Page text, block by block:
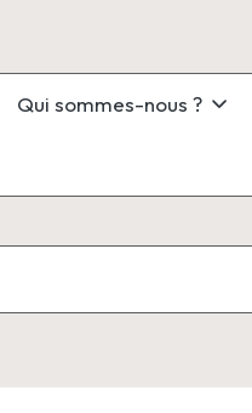
Qui sommes-nous ?